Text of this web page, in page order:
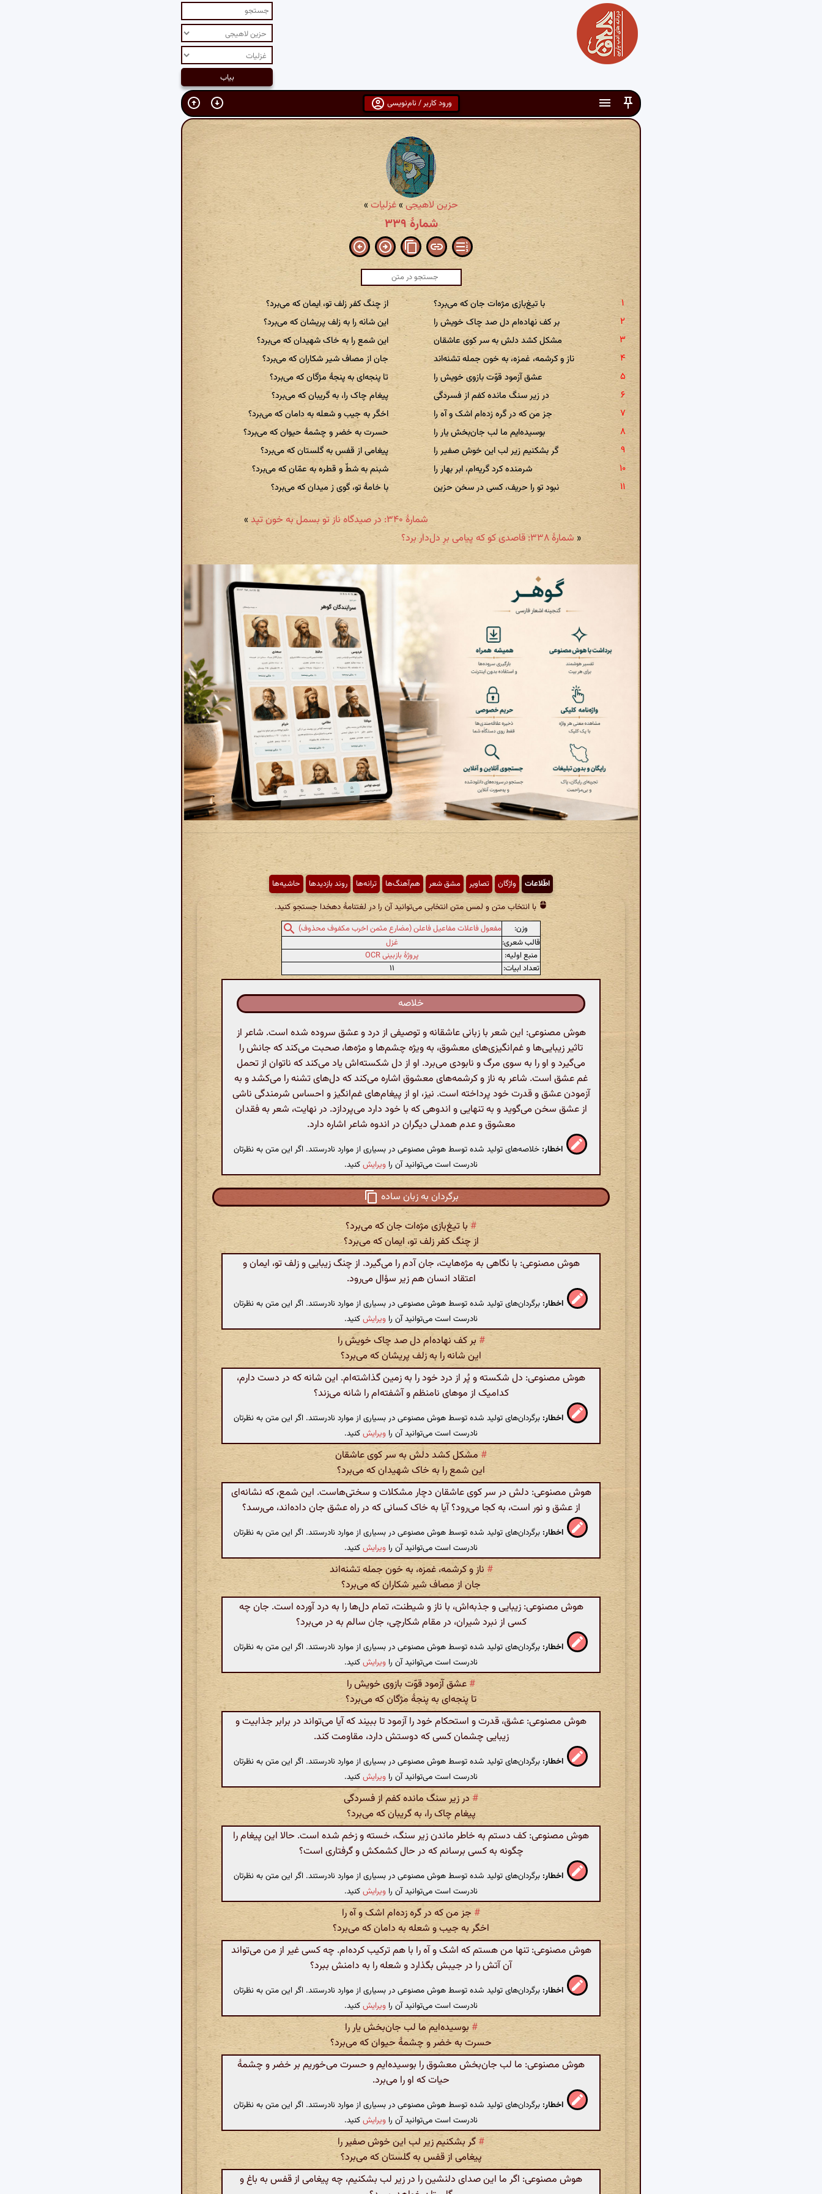
ورود کاربر / نام‌نویسی
حزین لاهیجی»غزلیات »
شمارهٔ ۳۳۹
با تیغ‌بازی مژه‌ات جان که می‌برد؟
از چنگ کفر زلف تو، ایمان که می‌برد؟
بر کف نهاده‌ام دل صد چاک خویش را
این شانه را به زلف پریشان که می‌برد؟
مشکل کشد دلش به سر کوی عاشقان
این شمع را به خاک شهیدان که می‌برد؟
ناز و کرشمه، غمزه، به خون جمله تشنه‌اند
جان از مصاف شیر شکاران که می‌برد؟
عشق آزمود قوّت بازوی خویش را
تا پنجه‌ای به پنجهٔ مژگان که می‌برد؟
در زیر سنگ مانده کفم از فسردگی
پیغام چاک را، به گریبان که می‌برد؟
جز من که در گره زده‌ام اشک و آه را
اخگر به جیب و شعله به دامان که می‌برد؟
بوسیده‌ایم ما لب جان‌بخش یار را
حسرت به خضر و چشمهٔ حیوان که می‌برد؟
گر بشکنیم زیر لب این خوش صفیر را
پیغامی از قفس به گلستان که می‌برد؟
شرمنده کرد گریه‌ام، ابر بهار را
شبنم به شطّ و قطره به عمّان که می‌برد؟
نبود تو را حریف، کسی در سخن حزین
با خامهٔ تو، گوی ز میدان که می‌برد؟
شمارهٔ ۳۴۰: در صیدگاه ناز تو بسمل به خون تپد
»
« شمارهٔ ۳۳۸: قاصدی کو که پیامی برِ دل‌دار برد؟
اطّلاعات واژگان تصاویر مشق شعر هم‌آهنگ‌ها ترانه‌ها روند بازدیدها حاشیه‌ها
با انتخاب متن و لمس متن انتخابی می‌توانید آن را در لغتنامهٔ دهخدا جستجو کنید.
وزن:
مفعول فاعلات مفاعیل فاعلن (مضارع مثمن اخرب مکفوف محذوف)
قالب شعری:
غزل
منبع اولیه:
پروژهٔ بازبینی OCR
تعداد ابیات:
۱۱
خلاصه
هوش مصنوعی: این شعر با زبانی عاشقانه و توصیفی از درد و عشق سروده شده است. شاعر از
تاثیر زیبایی‌ها و غم‌انگیزی‌های معشوق، به ویژه چشم‌ها و مژه‌ها، صحبت می‌کند که جانش را
می‌گیرد و او را به سوی مرگ و نابودی می‌برد. او از دل شکسته‌اش یاد می‌کند که ناتوان از تحمل
غم عشق است. شاعر به ناز و کرشمه‌های معشوق اشاره می‌کند که دل‌های تشنه را می‌کشد و به
آزمودن عشق و قدرت خود پرداخته است. نیز، او از پیغام‌های غم‌انگیز و احساس شرمندگی ناشی
از عشق سخن می‌گوید و به تنهایی و اندوهی که با خود دارد می‌پردازد. در نهایت، شعر به فقدان
معشوق و عدم همدلی دیگران در اندوه شاعر اشاره دارد.
اخطار: خلاصه‌های تولید شده توسط هوش مصنوعی در بسیاری از موارد نادرستند. اگر این متن به نظرتان
نادرست است می‌توانید آن را ویرایشکنید.
برگردان به زبان ساده
# با تیغ‌بازی مژه‌ات جان که می‌برد؟
از چنگ کفر زلف تو، ایمان که می‌برد؟
هوش مصنوعی: با نگاهی به مژه‌هایت، جان آدم را می‌گیرد. از چنگ زیبایی و زلف تو، ایمان و
اعتقاد انسان هم زیر سؤال می‌رود.
اخطار: برگردان‌های تولید شده توسط هوش مصنوعی در بسیاری از موارد نادرستند. اگر این متن به نظرتان
نادرست است می‌توانید آن را ویرایشکنید.
# بر کف نهاده‌ام دل صد چاک خویش را
این شانه را به زلف پریشان که می‌برد؟
هوش مصنوعی: دل شکسته و پُر از درد خود را به زمین گذاشته‌ام. این شانه که در دست دارم،
کدامیک از موهای نامنظم و آشفته‌ام را شانه می‌زند؟
اخطار: برگردان‌های تولید شده توسط هوش مصنوعی در بسیاری از موارد نادرستند. اگر این متن به نظرتان
نادرست است می‌توانید آن را ویرایشکنید.
# مشکل کشد دلش به سر کوی عاشقان
این شمع را به خاک شهیدان که می‌برد؟
هوش مصنوعی: دلش در سر کوی عاشقان دچار مشکلات و سختی‌هاست. این شمع، که نشانه‌ای
از عشق و نور است، به کجا می‌رود؟ آیا به خاک کسانی که در راه عشق جان داده‌اند، می‌رسد؟
اخطار: برگردان‌های تولید شده توسط هوش مصنوعی در بسیاری از موارد نادرستند. اگر این متن به نظرتان
نادرست است می‌توانید آن را ویرایشکنید.
# ناز و کرشمه، غمزه، به خون جمله تشنه‌اند
جان از مصاف شیر شکاران که می‌برد؟
هوش مصنوعی: زیبایی و جذبه‌اش، با ناز و شیطنت، تمام دل‌ها را به درد آورده است. جان چه
کسی از نبرد شیران، در مقام شکارچی، جان سالم به در می‌برد؟
اخطار: برگردان‌های تولید شده توسط هوش مصنوعی در بسیاری از موارد نادرستند. اگر این متن به نظرتان
نادرست است می‌توانید آن را ویرایشکنید.
# عشق آزمود قوّت بازوی خویش را
تا پنجه‌ای به پنجهٔ مژگان که می‌برد؟
هوش مصنوعی: عشق، قدرت و استحکام خود را آزمود تا ببیند که آیا می‌تواند در برابر جذابیت و
زیبایی چشمان کسی که دوستش دارد، مقاومت کند.
اخطار: برگردان‌های تولید شده توسط هوش مصنوعی در بسیاری از موارد نادرستند. اگر این متن به نظرتان
نادرست است می‌توانید آن را ویرایشکنید.
# در زیر سنگ مانده کفم از فسردگی
پیغام چاک را، به گریبان که می‌برد؟
هوش مصنوعی: کف دستم به خاطر ماندن زیر سنگ، خسته و زخم شده است. حالا این پیغام را
چگونه به کسی برسانم که در حال کشمکش و گرفتاری است؟
اخطار: برگردان‌های تولید شده توسط هوش مصنوعی در بسیاری از موارد نادرستند. اگر این متن به نظرتان
نادرست است می‌توانید آن را ویرایشکنید.
# جز من که در گره زده‌ام اشک و آه را
اخگر به جیب و شعله به دامان که می‌برد؟
هوش مصنوعی: تنها من هستم که اشک و آه را با هم ترکیب کرده‌ام. چه کسی غیر از من می‌تواند
آن آتش را در جیبش بگذارد و شعله را به دامنش ببرد؟
اخطار: برگردان‌های تولید شده توسط هوش مصنوعی در بسیاری از موارد نادرستند. اگر این متن به نظرتان
نادرست است می‌توانید آن را ویرایشکنید.
#بوسیده‌ایم ما لب جان‌بخش یار را
حسرت به خضر و چشمهٔ حیوان که می‌برد؟
هوش مصنوعی: ما لب جان‌بخش معشوق را بوسیده‌ایم و حسرت می‌خوریم بر خضر و چشمهٔ
حیات که او را می‌برد.
اخطار: برگردان‌های تولید شده توسط هوش مصنوعی در بسیاری از موارد نادرستند. اگر این متن به نظرتان
نادرست است می‌توانید آن را ویرایشکنید.
# گر بشکنیم زیر لب این خوش صفیر را
پیغامی از قفس به گلستان که می‌برد؟
هوش مصنوعی: اگر ما این صدای دلنشین را در زیر لب بشکنیم، چه پیغامی از قفس به باغ و